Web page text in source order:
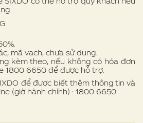
mã vạch, chưa sử dụng.
kèm theo, nếu không có hóa đơn
1800 6650 để được hỗ trợ.
để được biết thêm thông tin và
(giờ hành chính) : 1800 6650